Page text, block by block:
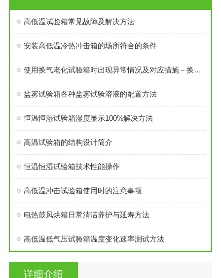
高低温试验箱常见故障及解决方法
安装高低温冷热冲击箱的场所符合的条件
使用换气老化试验箱时出现异常情况及对应措施－换气老化试验箱
盐雾试验箱各种盐雾试验溶液的配置方法
恒温恒湿试验箱湿度显示100%解决方法
高温试验箱的结构设计简介
恒温恒湿试验箱技术性能操作
高低温冲击试验箱使用时的注意事项
电热鼓风烘箱日常清洁养护与延寿方法
高低温低气压试验箱温度变化速率测试方法
详细介绍